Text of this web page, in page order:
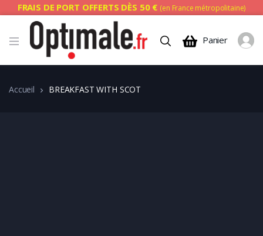
FRAIS DE PORT OFFERTS DÈS 50 € (en France métropolitaine)
Panier
Accueil BREAKFAST WITH SCOT